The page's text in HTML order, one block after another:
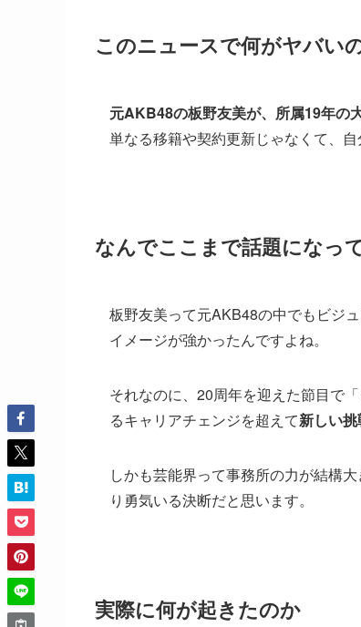
このニュースで何がヤバい
元AKB48の板野友美が、所属19年の
単なる移籍や契約更新じゃなくて、
なんでここまで話題になっ
板野友美って元AKB48の中でもビジ
イメージが強かったんですよね。
それなのに、20周年を迎えた節目で
るキャリアチェンジを超えて新しい
しかも芸能界って事務所の力が結構
り勇気いる決断だと思います。
実際に何が起きたのか